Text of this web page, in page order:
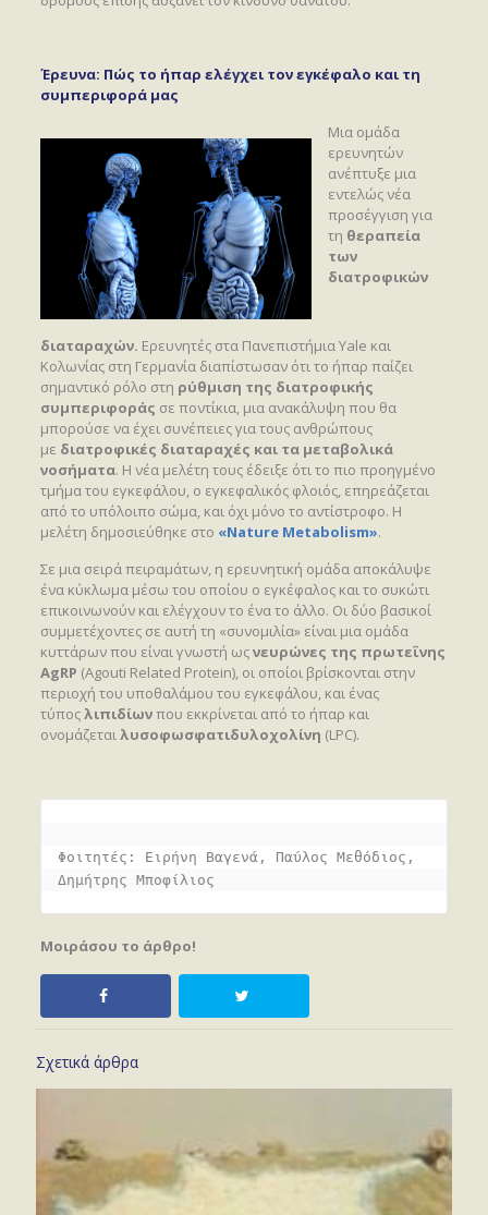
Έρευνα: Πώς το ήπαρ ελέγχει τον εγκέφαλο και τη
συμπεριφορά μας
Μια ομάδα
ερευνητών
ανέπτυξε μια
εντελώς νέα
προσέγγιση για
τη θεραπεία
των
διατροφικών
διαταραχών. Ερευνητές στα Πανεπιστήμια Yale και
Κολωνίας στη Γερμανία διαπίστωσαν ότι το ήπαρ παίζει
σημαντικό ρόλο στη ρύθμιση της διατροφικής
συμπεριφοράς σε ποντίκια, μια ανακάλυψη που θα
μπορούσε να έχει συνέπειες για τους ανθρώπους
με διατροφικές διαταραχές και τα μεταβολικά
νοσήματα. Η νέα μελέτη τους έδειξε ότι το πιο προηγμένο
τμήμα του εγκεφάλου, ο εγκεφαλικός φλοιός, επηρεάζεται
από το υπόλοιπο σώμα, και όχι μόνο το αντίστροφο. Η
μελέτη δημοσιεύθηκε στο «Nature Metabolism».
Σε μια σειρά πειραμάτων, η ερευνητική ομάδα αποκάλυψε
ένα κύκλωμα μέσω του οποίου ο εγκέφαλος και το συκώτι
επικοινωνούν και ελέγχουν το ένα το άλλο. Οι δύο βασικοί
συμμετέχοντες σε αυτή τη «συνομιλία» είναι μια ομάδα
κυττάρων που είναι γνωστή ωςνευρώνες της πρωτεΐνης
AgRP (Agouti Related Protein), οι οποίοι βρίσκονται στην
περιοχή του υποθαλάμου του εγκεφάλου, και ένας
τύποςλιπιδίωνπου εκκρίνεται από το ήπαρ και
ονομάζεταιλυσοφωσφατιδυλοχολίνη (LPC).
Φοιτητές: Ειρήνη Βαγενά, Παύλος Μεθόδιος,
Δημήτρης Μποφίλιος
Μοιράσου το άρθρο!
Σχετικά άρθρα